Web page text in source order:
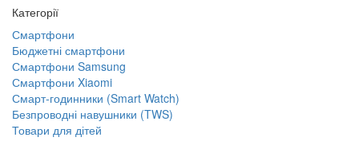
Категорії
Смартфони
Бюджетні смартфони
Смартфони Samsung
Смартфони Xiaomi
Смарт-годинники (Smart Watch)
Безпроводні навушники (TWS)
Товари для дітей